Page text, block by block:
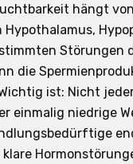
hängt
Störungen
die
ist: Nicht
einmalig niedrige
klare